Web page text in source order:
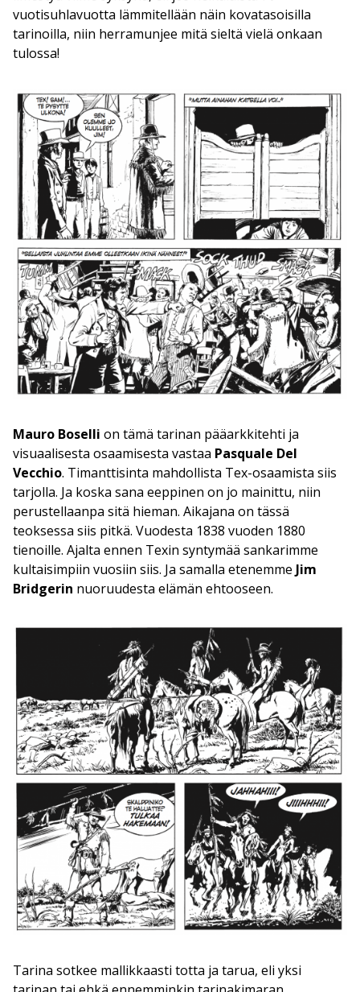
vuotisuhlavuotta lämmitellään näin kovatasoisilla
tarinoilla, niin herramunjee mitä sieltä vielä onkaan
tulossa!
Mauro Boselli on tämä tarinan pääarkkitehti ja
visuaalisesta osaamisesta vastaa Pasquale Del
Vecchio. Timanttisinta mahdollista Tex-osaamista siis
tarjolla. Ja koska sana eeppinen on jo mainittu, niin
perustellaanpa sitä hieman. Aikajana on tässä
teoksessa siis pitkä. Vuodesta 1838 vuoden 1880
tienoille. Ajalta ennen Texin syntymää sankarimme
kultaisimpiin vuosiin siis. Ja samalla etenemme Jim
Bridgerin nuoruudesta elämän ehtooseen.
Tarina sotkee mallikkaasti totta ja tarua, eli yksi